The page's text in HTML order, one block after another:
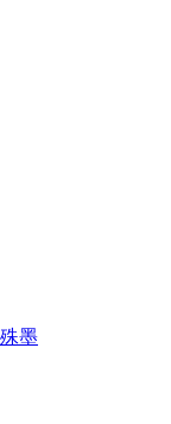
墨